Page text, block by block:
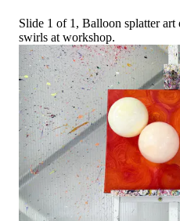
Slide 1 of 1, Balloon splatter
swirls at workshop.